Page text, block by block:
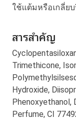
ใช้แต้มหรือเกลี่ย
สารสำคัญ
Trimethicone,
Hydroxide,
Phenoxyethanol,
Perfume, CI